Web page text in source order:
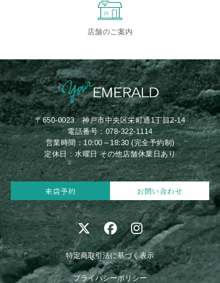
店舗のご案内
〒650-0023神戸市中央区栄町通1丁目2-14
電話番号：078-322-1114
営業時間：10:00～18:30 (完全予約制)
定休日：水曜日 その他店舗休業日あり
来店予約 お問い合わせ
特定商取引法に基づく表示
プライバシーポリシー